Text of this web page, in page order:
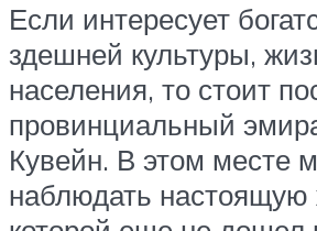
Если интересует
здешней культуры,
населения, то стоит
провинциальный
Кувейн. В этом месте
наблюдать настоящую